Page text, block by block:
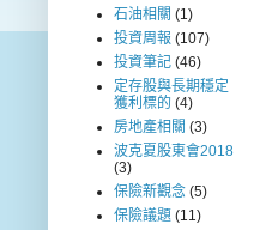
石油相關 (1)
投資周報 (107)
投資筆記 (46)
定存股與長期穩定
獲利標的 (4)
房地產相關 (3)
波克夏股東會2018
(3)
保險新觀念 (5)
保險議題 (11)